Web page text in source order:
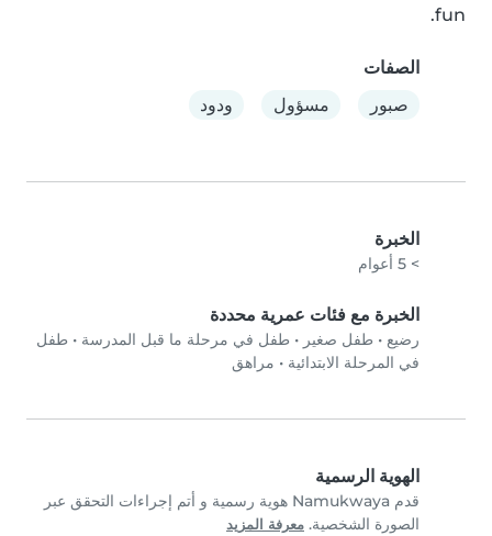
fun.
الصفات
صبور
مسؤول ودود
الخبرة
> 5 أعوام
الخبرة مع فئات عمرية محددة
رضيع • طفل صغير • طفل في مرحلة ما قبل المدرسة • طفل
في المرحلة الابتدائية • مراهق
الهوية الرسمية
قدم Namukwaya هوية رسمية و أتم إجراءات التحقق عبر
الصورة الشخصية. معرفة المزيد